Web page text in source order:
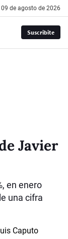
09 de agosto de 2026
Suscribite
Javier
en enero
una cifra